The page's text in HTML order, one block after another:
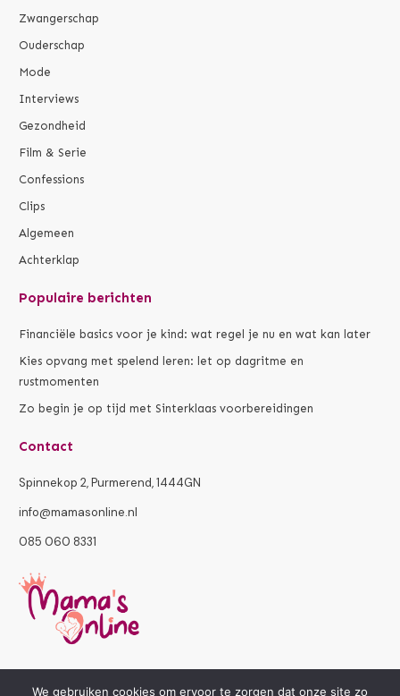
Zwangerschap
Ouderschap
Mode
Interviews
Gezondheid
Film & Serie
Confessions
Clips
Algemeen
Achterklap
Populaire berichten
Financiële basics voor je kind: wat regel je nu en wat kan later
Kies opvang met spelend leren: let op dagritme en
rustmomenten
Zo begin je op tijd met Sinterklaas voorbereidingen
Contact
Spinnekop 2, Purmerend, 1444GN
info@mamasonline.nl
085 060 8331
We gebruiken cookies om ervoor te zorgen dat onze site zo